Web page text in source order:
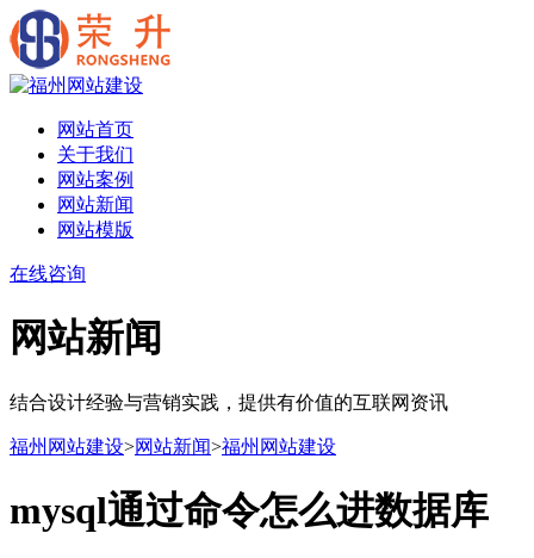
网站首页
关于我们
网站案例
网站新闻
网站模版
在线咨询
网站新闻
结合设计经验与营销实践，提供有价值的互联网资讯
福州网站建设>网站新闻>福州网站建设
mysql通过命令怎么进数据库